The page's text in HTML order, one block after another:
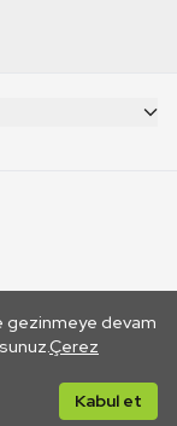
gezinmeye devam
Çerez
Kabul et
gidilen dış